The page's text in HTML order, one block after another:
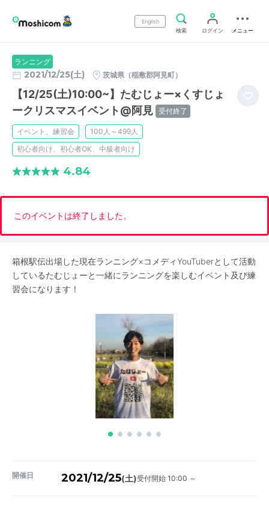
English
検索
ログイン メニュー
ランニング
2021/12/25(土) 茨城県（稲敷郡阿見町）
【12/25(土)10:00~】たむじょー×くすじょ
ークリスマスイベント@阿見 受付終了
イベント、練習会
100人～499人
初心者向け、初心者OK、中級者向け
4.84
このイベントは終了しました。
箱根駅伝出場した現在ランニング×コメディYouTuberとして活動
しているたむじょーと一緒にランニングを楽しむイベント及び練
習会になります！
開催日 2021/12/25(土)受付開始 10:00 ～